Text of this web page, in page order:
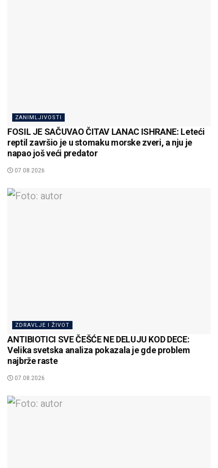
ZANIMLJIVOSTI
FOSIL JE SAČUVAO ČITAV LANAC ISHRANE: Leteći
reptil završio je u stomaku morske zveri, a nju je
napao još veći predator
07.08.2026
ZDRAVLJE I ŽIVOT
ANTIBIOTICI SVE ČEŠĆE NE DELUJU KOD DECE:
Velika svetska analiza pokazala je gde problem
najbrže raste
07.08.2026